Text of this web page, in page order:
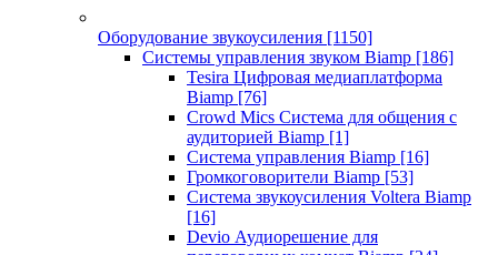
Оборудование звукоусиления [1150]
Системы управления звуком Biamp [186]
Tesira Цифровая медиаплатформа
Biamp [76]
Crowd Mics Система для общения с
аудиторией Biamp [1]
Система управления Biamp [16]
Громкоговорители Biamp [53]
Система звукоусиления Voltera Biamp
[16]
Devio Аудиорешение для